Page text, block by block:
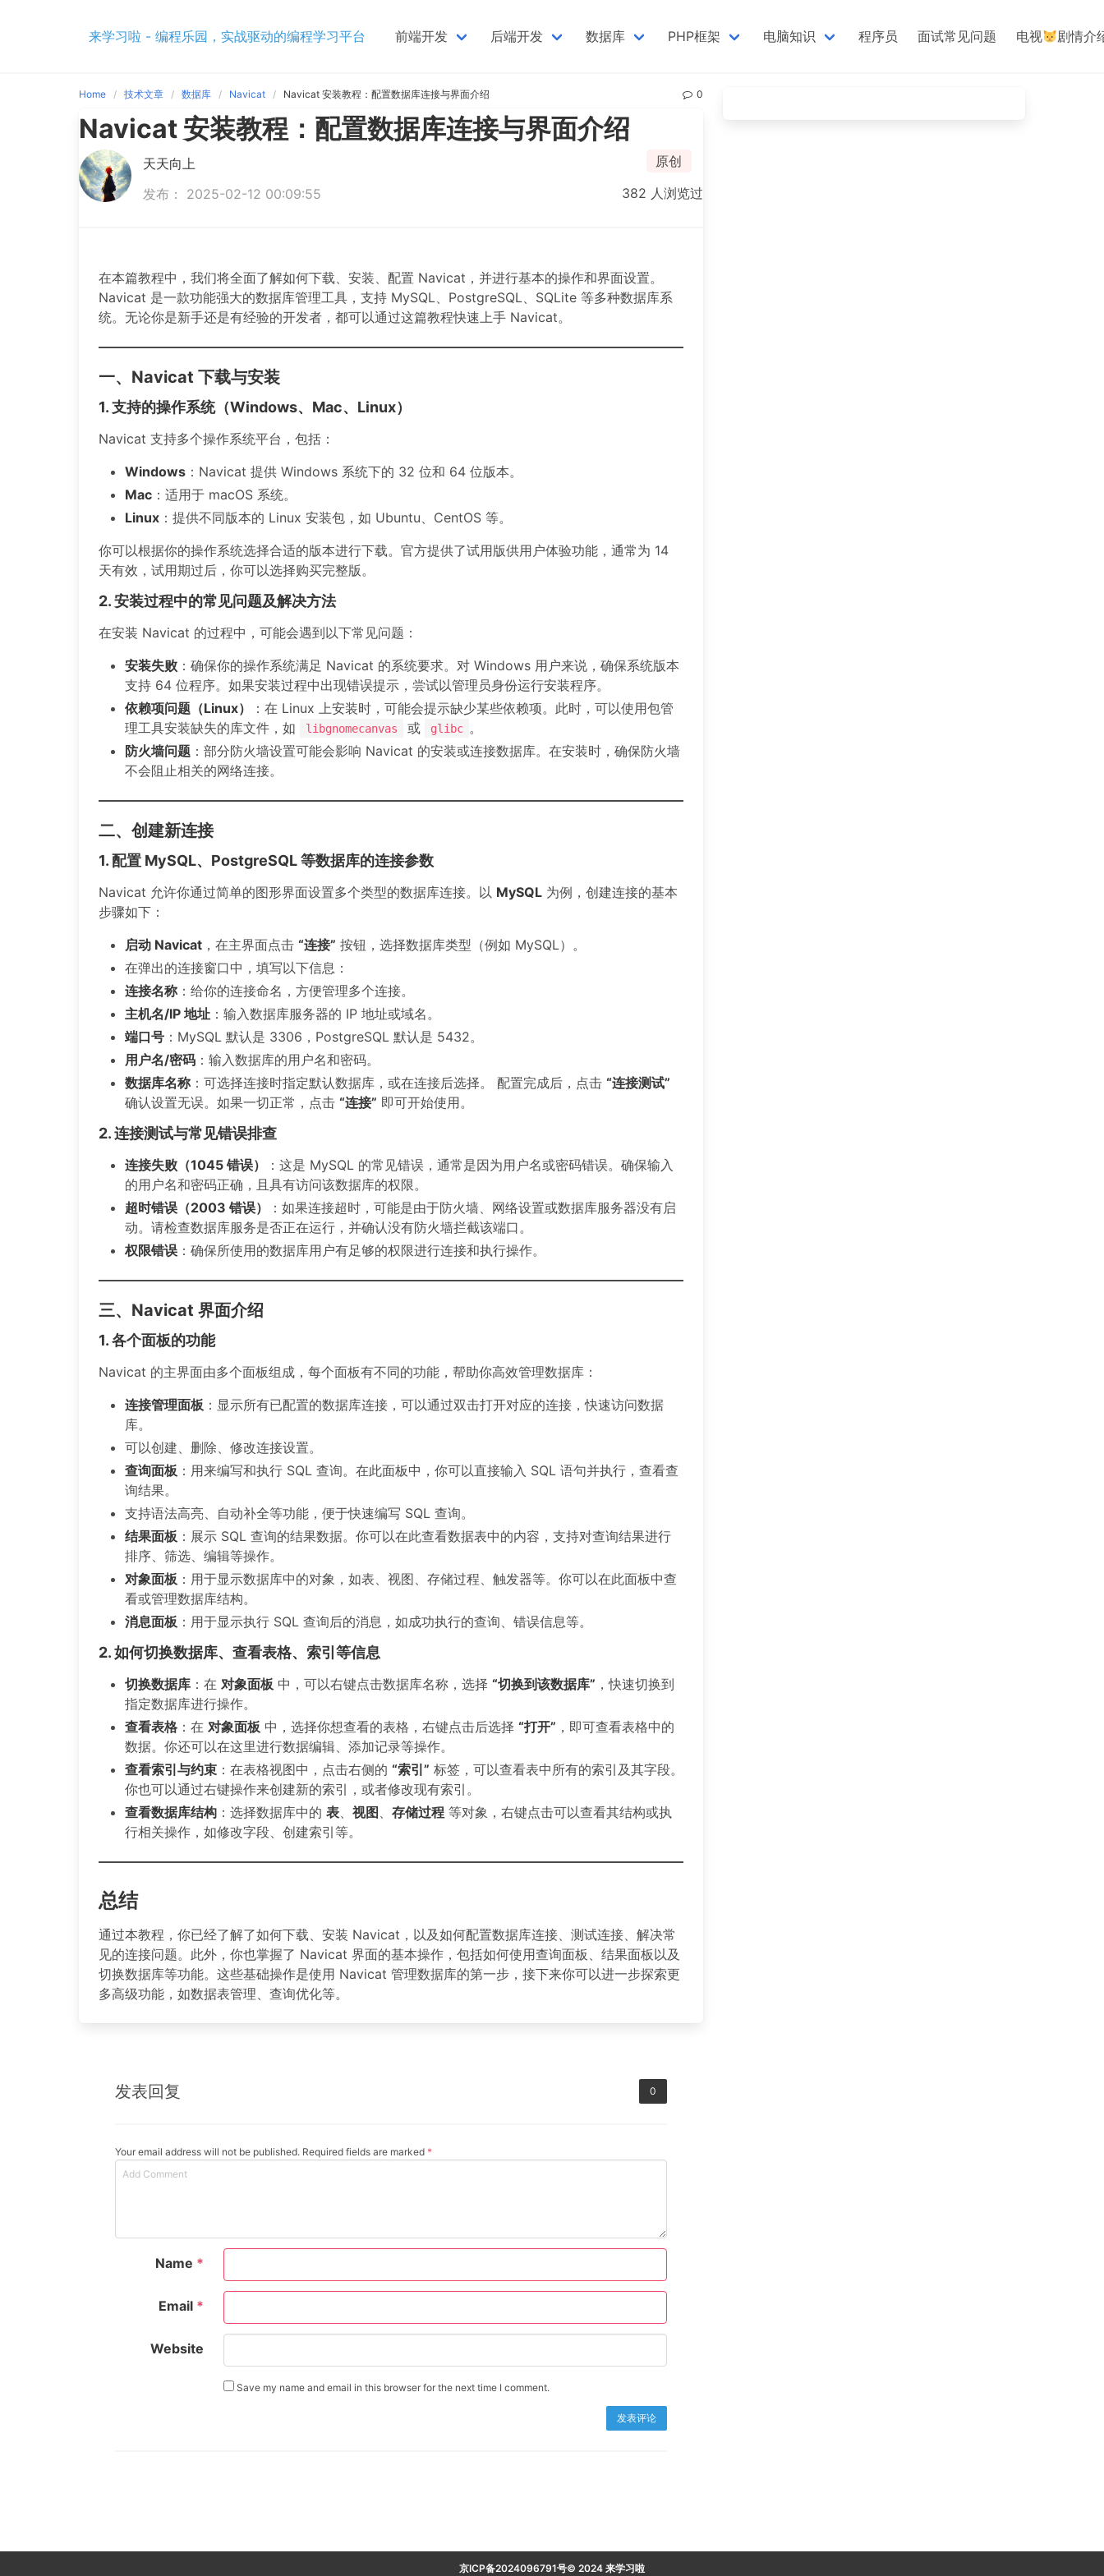
来学习啦 - 编程乐园，实战驱动的编程学习平台 前端开发 后端开发 数据库 PHP框架 电脑知识 程序员 面试常见问题 电视 剧情介
Home 技术文章 数据库 Navicat Navicat 安装教程：配置数据库连接与界面介绍 0
Navicat 安装教程：配置数据库连接与界面介绍
天天向上
发布： 2025-02-12 00:09:55
原创
382 人浏览过
在本篇教程中，我们将全面了解如何下载、安装、配置 Navicat，并进行基本的操作和界面设置。
Navicat 是一款功能强大的数据库管理工具，支持 MySQL、PostgreSQL、SQLite 等多种数据库系
统。无论你是新手还是有经验的开发者，都可以通过这篇教程快速上手 Navicat。
一、Navicat 下载与安装
1. 支持的操作系统（Windows、Mac、Linux）
Navicat 支持多个操作系统平台，包括：
Windows ：Navicat 提供 Windows 系统下的 32 位和 64 位版本。
Mac ：适用于 macOS 系统。
Linux ：提供不同版本的 Linux 安装包，如 Ubuntu、CentOS 等。
你可以根据你的操作系统选择合适的版本进行下载。官方提供了试用版供用户体验功能，通常为 14
天有效，试用期过后，你可以选择购买完整版。
2. 安装过程中的常见问题及解决方法
在安装 Navicat 的过程中，可能会遇到以下常见问题：
安装失败 ：确保你的操作系统满足 Navicat 的系统要求。对 Windows 用户来说，确保系统版本
支持 64 位程序。如果安装过程中出现错误提示，尝试以管理员身份运行安装程序。
依赖项问题（Linux）
：在 Linux 上安装时，可能会提示缺少某些依赖项。此时，可以使用包管
理工具安装缺失的库文件，如
libgnomecanvas 或 glibc 。
防火墙问题 ：部分防火墙设置可能会影响 Navicat 的安装或连接数据库。在安装时，确保防火墙
不会阻止相关的网络连接。
二、创建新连接
1. 配置 MySQL、PostgreSQL 等数据库的连接参数
Navicat 允许你通过简单的图形界面设置多个类型的数据库连接。以 MySQL 为例，创建连接的基本
步骤如下：
启动 Navicat ，在主界面点击 “连接” 按钮，选择数据库类型（例如 MySQL）。
在弹出的连接窗口中，填写以下信息：
连接名称 ：给你的连接命名，方便管理多个连接。
主机名/IP 地址 ：输入数据库服务器的 IP 地址或域名。
端口号 ：MySQL 默认是 3306，PostgreSQL 默认是 5432。
用户名/密码 ：输入数据库的用户名和密码。
数据库名称 ：可选择连接时指定默认数据库，或在连接后选择。 配置完成后，点击 “连接测试”
确认设置无误。如果一切正常，点击 “连接” 即可开始使用。
2. 连接测试与常见错误排查
连接失败（1045 错误）
：这是 MySQL 的常见错误，通常是因为用户名或密码错误。确保输入
的用户名和密码正确，且具有访问该数据库的权限。
超时错误（2003 错误）
：如果连接超时，可能是由于防火墙、网络设置或数据库服务器没有启
动。请检查数据库服务是否正在运行，并确认没有防火墙拦截该端口。
权限错误 ：确保所使用的数据库用户有足够的权限进行连接和执行操作。
三、Navicat 界面介绍
1. 各个面板的功能
Navicat 的主界面由多个面板组成，每个面板有不同的功能，帮助你高效管理数据库：
连接管理面板 ：显示所有已配置的数据库连接，可以通过双击打开对应的连接，快速访问数据
库。
可以创建、删除、修改连接设置。
查询面板 ：用来编写和执行 SQL 查询。在此面板中，你可以直接输入 SQL 语句并执行，查看查
询结果。
支持语法高亮、自动补全等功能，便于快速编写 SQL 查询。
结果面板 ：展示 SQL 查询的结果数据。你可以在此查看数据表中的内容，支持对查询结果进行
排序、筛选、编辑等操作。
对象面板 ：用于显示数据库中的对象，如表、视图、存储过程、触发器等。你可以在此面板中查
看或管理数据库结构。
消息面板 ：用于显示执行 SQL 查询后的消息，如成功执行的查询、错误信息等。
2. 如何切换数据库、查看表格、索引等信息
切换数据库 ：在 对象面板 中，可以右键点击数据库名称，选择 “切换到该数据库” ，快速切换到
指定数据库进行操作。
查看表格 ：在 对象面板 中，选择你想查看的表格，右键点击后选择 “打开” ，即可查看表格中的
数据。你还可以在这里进行数据编辑、添加记录等操作。
查看索引与约束 ：在表格视图中，点击右侧的 “索引” 标签，可以查看表中所有的索引及其字段。
你也可以通过右键操作来创建新的索引，或者修改现有索引。
查看数据库结构 ：选择数据库中的 表 视图 存储过程 等对象，右键点击可以查看其结构或执
行相关操作，如修改字段、创建索引等。
总结
通过本教程，你已经了解了如何下载、安装 Navicat，以及如何配置数据库连接、测试连接、解决常
见的连接问题。此外，你也掌握了 Navicat 界面的基本操作，包括如何使用查询面板、结果面板以及
切换数据库等功能。这些基础操作是使用 Navicat 管理数据库的第一步，接下来你可以进一步探索更
多高级功能，如数据表管理、查询优化等。
发表回复 0
Your email address will not be published. Required fields are marked *
Name *
Email *
Website
Save my name and email in this browser for the next time I comment.
京ICP备2024096791号© 2024 来学习啦